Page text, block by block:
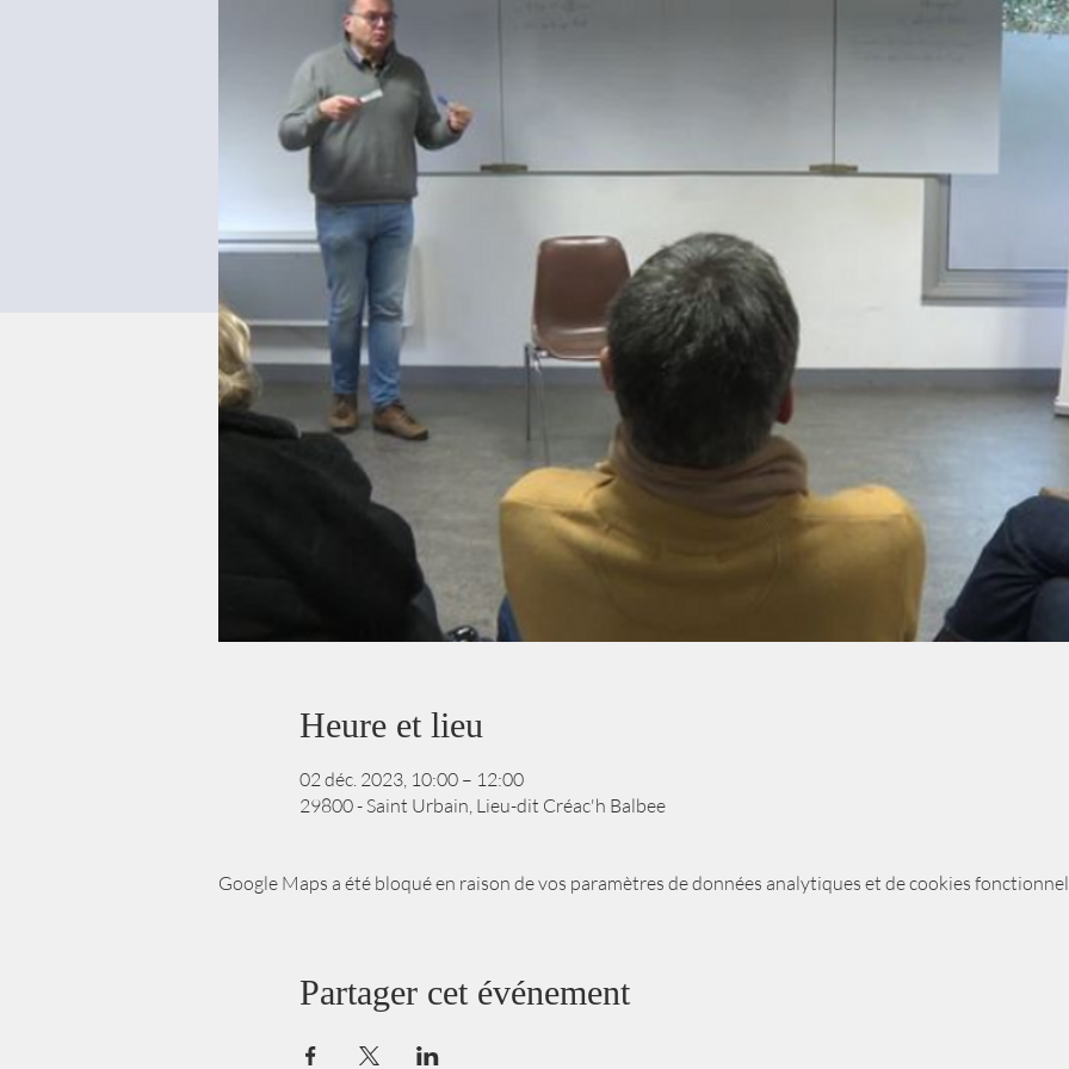
Heure et lieu
02 déc. 2023, 10:00 – 12:00
29800 - Saint Urbain, Lieu-dit Créac'h Balbee
Google Maps a été bloqué en raison de vos paramètres de données analytiques et de cookies
Partager cet événement